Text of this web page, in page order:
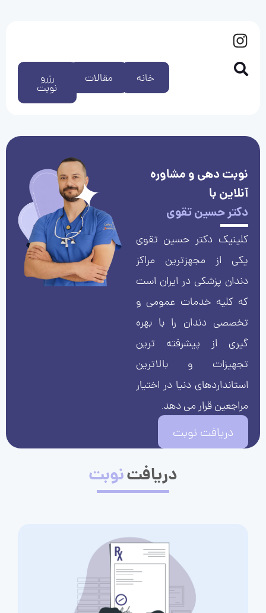
رزرو
نوبت
مقالات خانه
نوبت دهی و مشاوره
آنلاین با
دکتر حسین تقوی
کلینیک دکتر حسین تقوی
یکی از مجهزترین مراکز
دندان پزشکی در ایران است
که کلیه خدمات عمومی و
تخصصی دندان را با بهره
گیری از پیشرفته ترین
تجهیزات و بالاترین
استانداردهای دنیا در اختیار
مراجعین قرار می دهد.
دریافت نوبت
دریافتنوبت